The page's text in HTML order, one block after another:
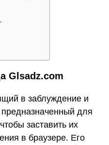
Glsadz.com
в заблуждение и
для
заставить их
в браузере. Его